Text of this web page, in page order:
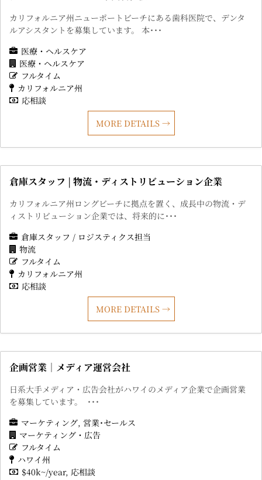
カリフォルニア州ニューポートビーチにある歯科医院で、デンタ
ルアシスタントを募集しています。 本･･･
医療・ヘルスケア
医療・ヘルスケア
フルタイム
カリフォルニア州
応相談
MORE DETAILS
倉庫スタッフ | 物流・ディストリビューション企業
カリフォルニア州ロングビーチに拠点を置く、成長中の物流・デ
ィストリビューション企業では、将来的に･･･
倉庫スタッフ / ロジスティクス担当
物流
フルタイム
カリフォルニア州
応相談
MORE DETAILS
企画営業｜メディア運営会社
日系大手メディア・広告会社がハワイのメディア企業で企画営業
を募集しています。 ･･･
マーケティング 営業･セールス
マーケティング・広告
フルタイム
ハワイ州
$40k~/year 応相談